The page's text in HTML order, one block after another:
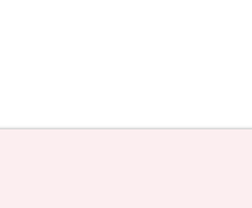
Gebieten
darf Israels